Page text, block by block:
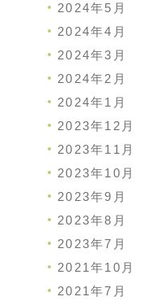
2024年5月
2024年4月
2024年3月
2024年2月
2024年1月
2023年12月
2023年11月
2023年10月
2023年9月
2023年8月
2023年7月
2021年10月
2021年7月